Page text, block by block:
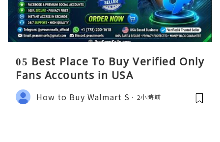
05 Best Place To Buy Verified Only
Fans Accounts in USA
How to Buy Walmart S 2小時前